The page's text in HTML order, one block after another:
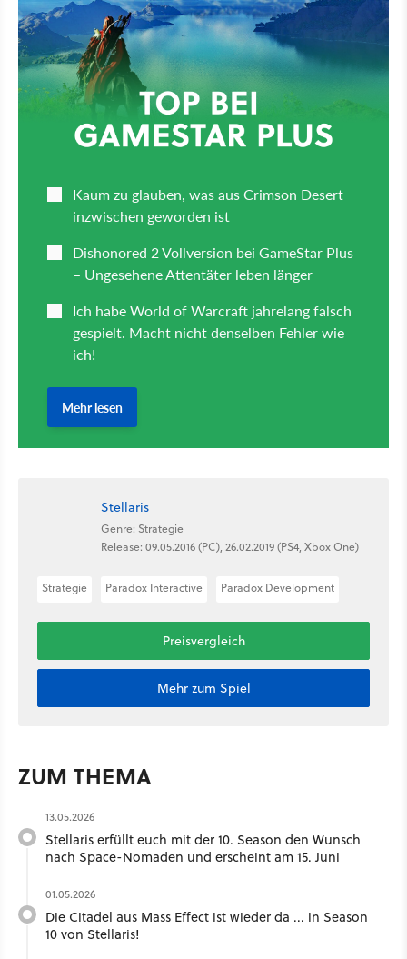
Stellaris
Genre: Strategie
Release: 09.05.2016 (PC), 26.02.2019 (PS4, Xbox One)
Strategie Paradox Interactive Paradox Development
Preisvergleich
Mehr zum Spiel
ZUM THEMA
13.05.2026
Stellaris erfüllt euch mit der 10. Season den Wunsch
nach Space-Nomaden und erscheint am 15. Juni
01.05.2026
Die Citadel aus Mass Effect ist wieder da ... in Season
10 von Stellaris!